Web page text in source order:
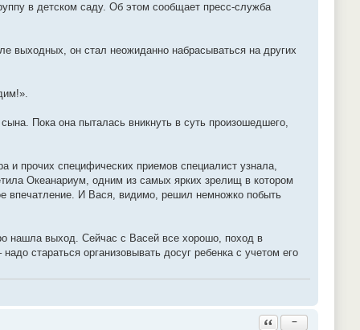
в детском саду. Об этом сообщает пресс-служба
выходных, он стал неожиданно набрасываться на других
Пока она пыталась вникнуть в суть произошедшего,
и прочих специфических приемов специалист узнала,
Океанариум, одним из самых ярких зрелищ в котором
впечатление. И Вася, видимо, решил немножко побыть
нашла выход. Сейчас с Васей все хорошо, поход в
стараться организовывать досуг ребенка с учетом его
Ответить с цитатой
−